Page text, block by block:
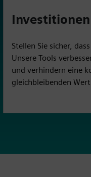
Stellen Sie sicher,
Unsere Tools
und verhindern eine
gleichbleibenden